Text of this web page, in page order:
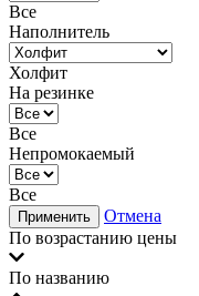
Все
Наполнитель
Холфит
На резинке
Все
Непромокаемый
Все
Применить
Отмена
По возрастанию цены
По названию